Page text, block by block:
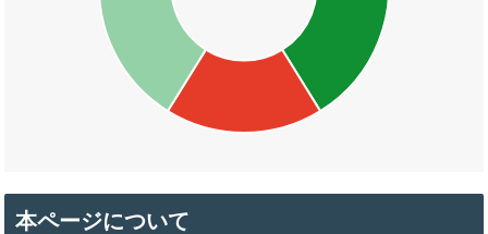
本ページについて